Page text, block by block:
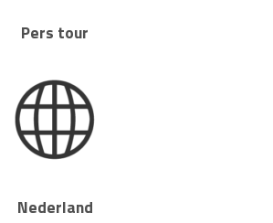
Pers tour
Nederland